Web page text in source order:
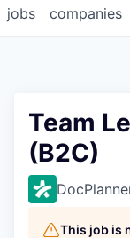
jobs companies
Team
(B2C)
This job is